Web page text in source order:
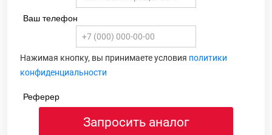
Ваш телефон
Нажимая кнопку, вы принимаете условия политики
конфиденциальности
Реферер
Запросить аналог